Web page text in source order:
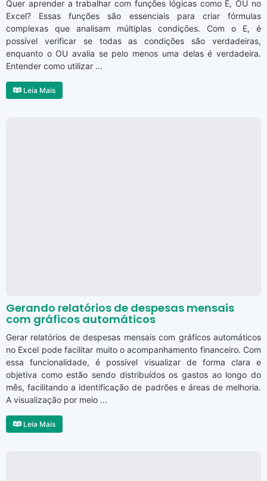
Quer aprender a trabalhar com funções lógicas como E, OU no
Excel? Essas funções são essenciais para criar fórmulas
complexas que analisam múltiplas condições. Com o E, é
possível verificar se todas as condições são verdadeiras,
enquanto o OU avalia se pelo menos uma delas é verdadeira.
Entender como utilizar ...
Leia Mais
Gerando relatórios de despesas mensais
com gráficos automáticos
Gerar relatórios de despesas mensais com gráficos automáticos
no Excel pode facilitar muito o acompanhamento financeiro. Com
essa funcionalidade, é possível visualizar de forma clara e
objetiva como estão sendo distribuídos os gastos ao longo do
mês, facilitando a identificação de padrões e áreas de melhoria.
A visualização por meio ...
Leia Mais